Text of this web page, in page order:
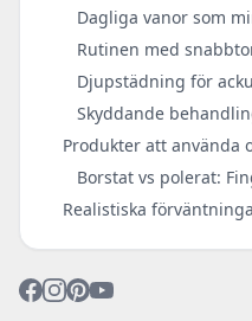
Dagliga vanor som
Rutinen med
Djupstädning för
Skyddande
Produkter att använda
Borstat vs polerat:
Realistiska